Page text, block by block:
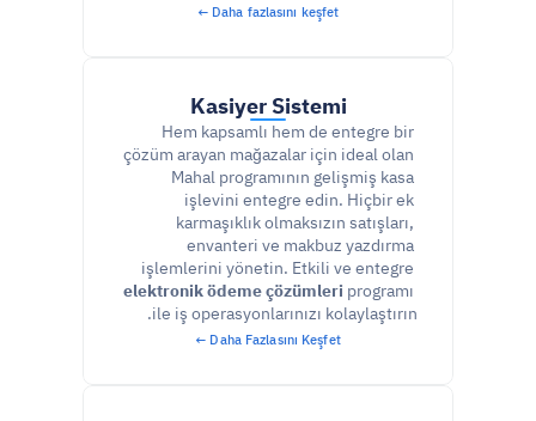
Daha fazlasını keşfet ←
Kasiyer Sistemi
Hem kapsamlı hem de entegre bir
çözüm arayan mağazalar için ideal olan
Mahal programının gelişmiş kasa
işlevini entegre edin. Hiçbir ek
karmaşıklık olmaksızın satışları,
envanteri ve makbuz yazdırma
elektronik ödeme çözümleri programı
ile iş operasyonlarınızı kolaylaştırın.
Daha Fazlasını Keşfet ←